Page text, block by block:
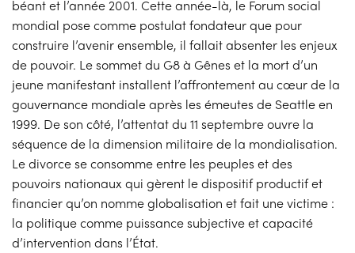
béant et l’année 2001. Cette année-là, le Forum social
mondial pose comme postulat fondateur que pour
construire l’avenir ensemble, il fallait absenter les enjeux
de pouvoir. Le sommet du G8 à Gênes et la mort d’un
jeune manifestant installent l’affrontement au cœur de la
gouvernance mondiale après les émeutes de Seattle en
1999. De son côté, l’attentat du 11 septembre ouvre la
séquence de la dimension militaire de la mondialisation.
Le divorce se consomme entre les peuples et des
pouvoirs nationaux qui gèrent le dispositif productif et
financier qu’on nomme globalisation et fait une victime :
la politique comme puissance subjective et capacité
d’intervention dans l’État.